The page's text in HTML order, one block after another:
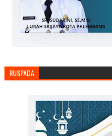
RUSPADA